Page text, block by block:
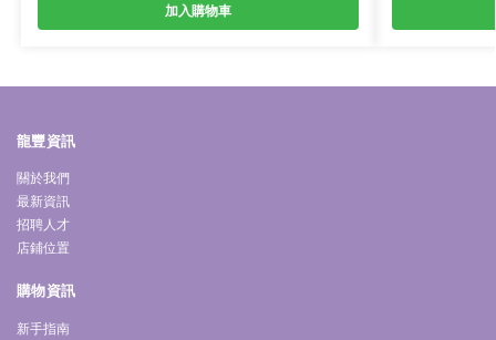
加入購物車
龍豐資訊
關於我們
最新資訊
招聘人才
店鋪位置
購物資訊
新手指南